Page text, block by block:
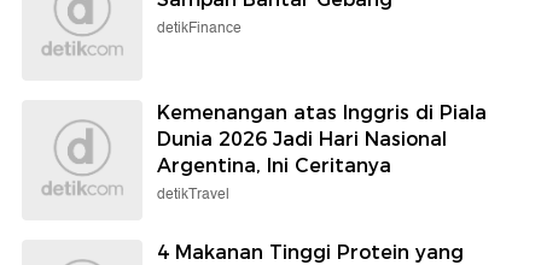
detikFinance
Kemenangan atas Inggris di Piala
Dunia 2026 Jadi Hari Nasional
Argentina, Ini Ceritanya
detikTravel
4 Makanan Tinggi Protein yang